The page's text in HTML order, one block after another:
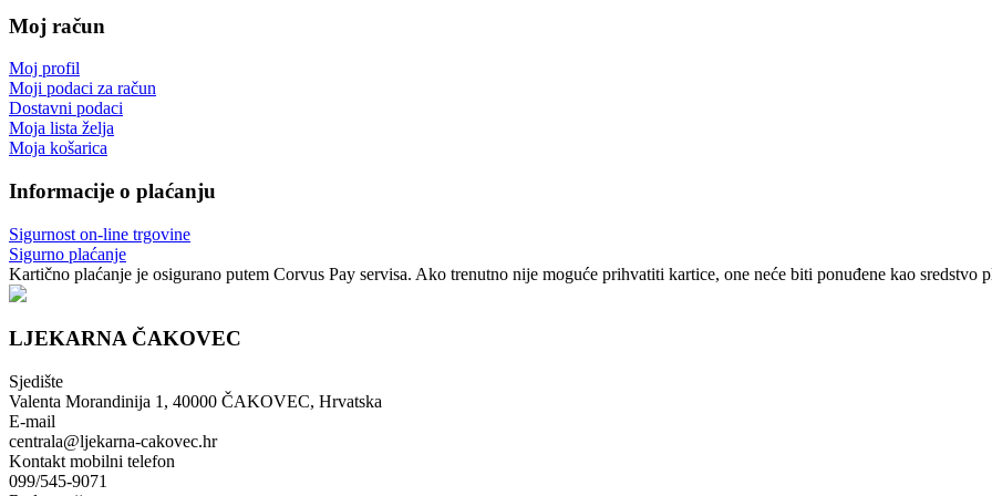
Moj račun
Moj profil
Moji podaci za račun
Dostavni podaci
Moja lista želja
Moja košarica
Informacije o plaćanju
Sigurnost on-line trgovine
Sigurno plaćanje
Kartično plaćanje je osigurano putem Corvus Pay servisa. Ako trenutno nije moguće prihvatiti kartice, one neće biti ponuđene kao sredstvo
LJEKARNA ČAKOVEC
Sjedište
Valenta Morandinija 1, 40000 ČAKOVEC, Hrvatska
E-mail
centrala@ljekarna-cakovec.hr
Kontakt mobilni telefon
099/545-9071